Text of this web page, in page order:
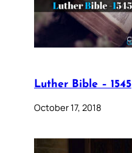
Luther Bible – 1545
October 17, 2018